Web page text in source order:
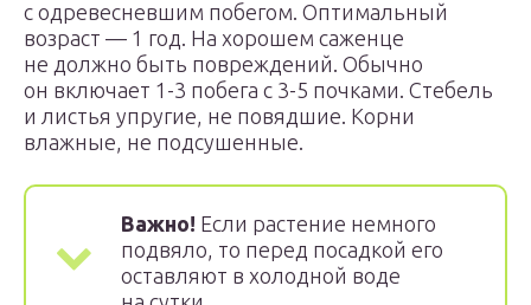
с одревесневшим побегом. Оптимальный
возраст — 1 год. На хорошем саженце
не должно быть повреждений. Обычно
он включает 1-3 побега с 3-5 почками. Стебель
и листья упругие, не повядшие. Корни
влажные, не подсушенные.
Важно! Если растение немного
подвяло, то перед посадкой его
оставляют в холодной воде